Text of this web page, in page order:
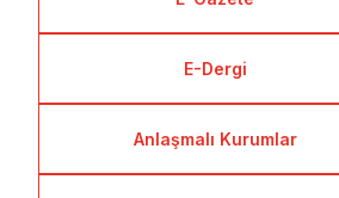
E-Dergi
Anlaşmalı Kurumlar